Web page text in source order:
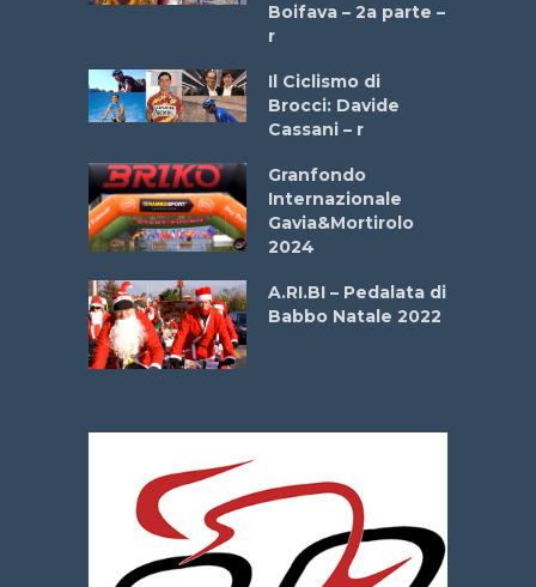
Boifava – 2a parte –
r
Il Ciclismo di
Brocci: Davide
Cassani – r
Granfondo
Internazionale
Gavia&Mortirolo
2024
A.RI.BI – Pedalata di
Babbo Natale 2022